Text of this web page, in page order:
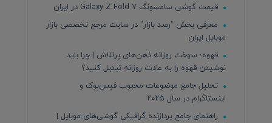
قیمت گوشی سامسونگ Galaxy Z Fold 7 در ایران
معرفی بخش "رصد بازار" در سایت مرجع تخصصی بازار
موبایل ایران
قهوه؛ سوخت روزانه ذهن‌های پرتلاش | چرا باید
نوشیدن قهوه را به عادت روزانه تبدیل کنید؟
تحلیل جامع موضوعات محبوب فیس‌بوک و
اینستاگرام در سال ۲۰۲۵
راهنمای جامع پردازنده‌ گرافیکی گوشی‌های موبایل |